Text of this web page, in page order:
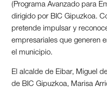
(Programa Avanzado para
dirigido por BIC Gipuzkoa.
pretende impulsar y
empresariales que generen
el municipio.
El alcalde de Eibar, Miguel
de BIC Gipuzkoa, Marisa